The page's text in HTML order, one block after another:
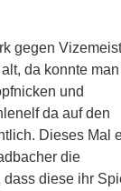
gegen
da konnte
und
da auf den
Dieses Mal
die
dass diese ihr